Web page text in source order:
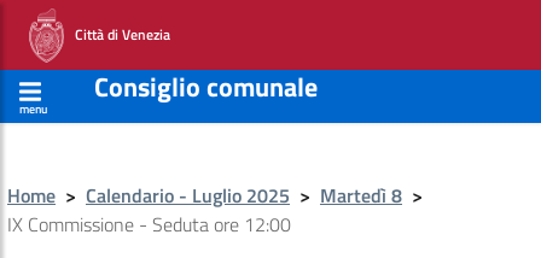
Città di Venezia
menu
Consiglio comunale
Home > Calendario - Luglio 2025 > Martedì 8 >
IX Commissione - Seduta ore 12:00